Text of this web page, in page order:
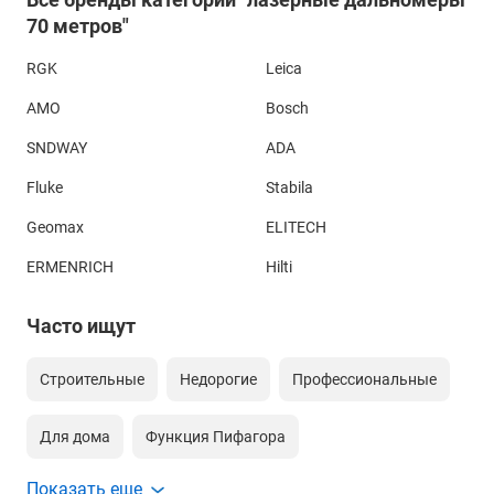
70 метров"
RGK Leica
AMO Bosch
SNDWAY ADA
Fluke Stabila
Geomax ELITECH
ERMENRICH Hilti
Часто ищут
Строительные Недорогие Профессиональные
Для дома Функция Пифагора
Показать еще